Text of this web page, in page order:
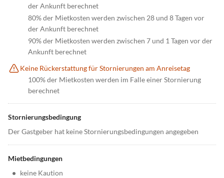
der Ankunft berechnet
80% der Mietkosten werden zwischen 28 und 8 Tagen vor
der Ankunft berechnet
90% der Mietkosten werden zwischen 7 und 1 Tagen vor der
Ankunft berechnet
Keine Rückerstattung für Stornierungen am Anreisetag
100% der Mietkosten werden im Falle einer Stornierung
berechnet
Stornierungsbedingung
Der Gastgeber hat keine Stornierungsbedingungen angegeben
Mietbedingungen
• keine Kaution